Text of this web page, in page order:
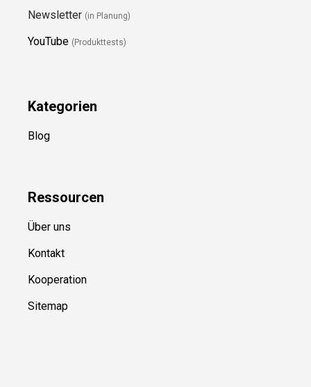
Newsletter (in Planung)
YouTube (Produkttests)
Kategorien
Blog
Ressourcen
Über uns
Kontakt
Kooperation
Sitemap